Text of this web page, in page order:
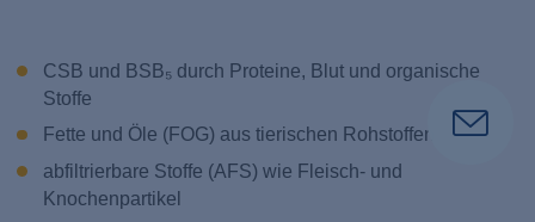
CSB und BSB₅ durch Proteine, Blut und organische
Stoffe
Fette und Öle (FOG) aus tierischen Rohstoffen
abfiltrierbare Stoffe (AFS) wie Fleisch- und
Knochenpartikel